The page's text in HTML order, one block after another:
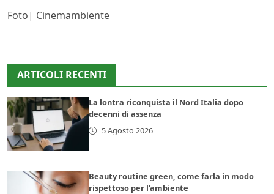
Foto| Cinemambiente
ARTICOLI RECENTI
La lontra riconquista il Nord Italia dopo
decenni di assenza
5 Agosto 2026
Beauty routine green, come farla in modo
rispettoso per l’ambiente